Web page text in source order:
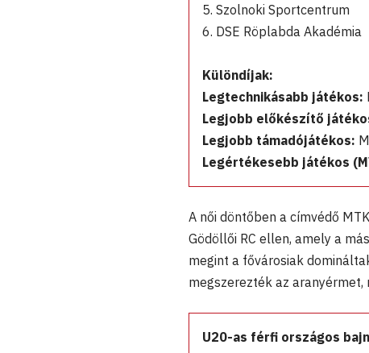
5. Szolnoki Sportcentrum
6. DSE Röplabda Akadémia
Különdíjak:
Legtechnikásabb játékos:
Legjobb előkészítő
Legjobb támadójátékos:
Legértékesebb játékos
A női döntőben a címvédő
Gödöllői RC ellen, amely a
megint a fővárosiak
megszerezték az
U20-as férfi országos